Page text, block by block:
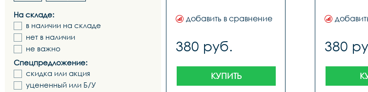
На складе:
в наличии на складе
нет в наличии
не важно
Спецпредложение:
скидка или акция
уцененный или Б/У
добавить в сравнение
380 руб.
КУПИТЬ
380